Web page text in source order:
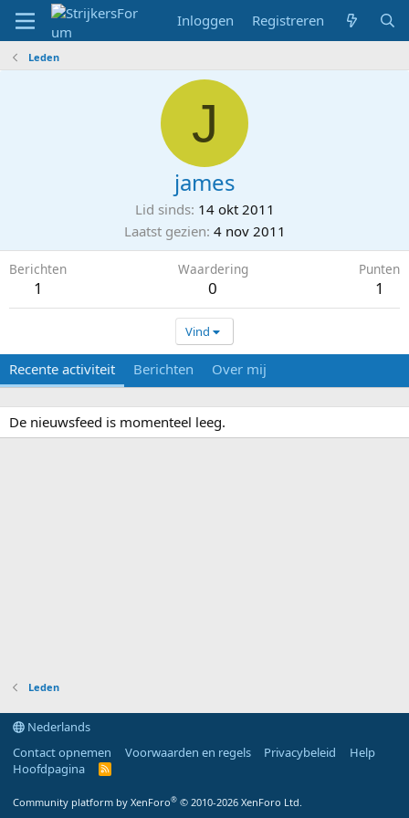
Inloggen Registreren
Leden
J
james
Lid sinds 14 okt 2011
Laatst gezien 4 nov 2011
Berichten
1
Waardering
0
Punten
1
Vind
Recente activiteit Berichten Over mij
De nieuwsfeed is momenteel leeg.
Leden
Nederlands
Contact opnemen
Voorwaarden en regels Privacybeleid
Help
Hoofdpagina
R
Community platform by XenForo® © 2010-2026 XenForo Ltd.